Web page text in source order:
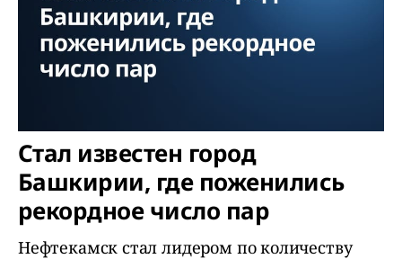
Стал известен город
Башкирии, где поженились
рекордное число пар
Нефтекамск стал лидером по количеству